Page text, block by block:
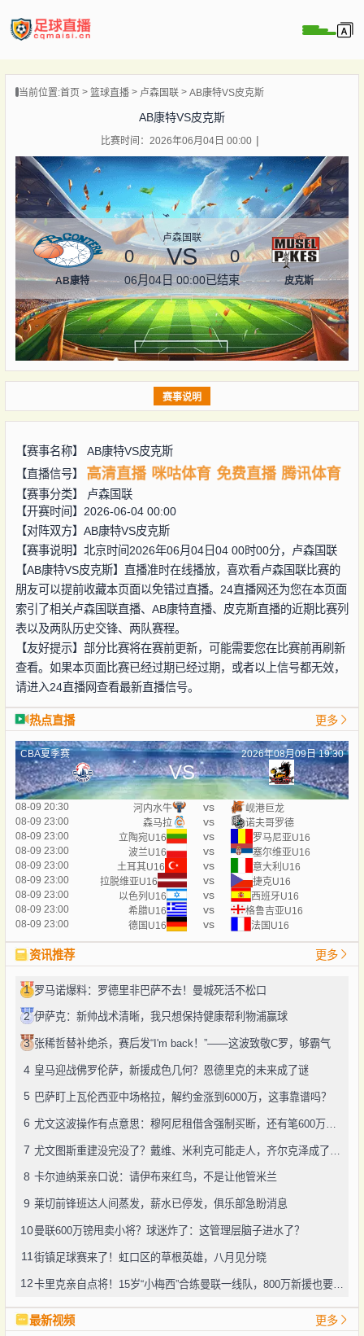
播
闻
当前位置:首页 篮球直播 卢森国联 AB康特VS皮克斯
AB康特VS皮克斯
比赛时间：2026年06月04日 00:00
AB康特
卢森国联
0 VS 0
06月04日 00:00已结束 皮克斯
赛事说明
【赛事名称】 AB康特VS皮克斯
【直播信号】
高清直播 咪咕体育 免费直播 腾讯体育
【赛事分类】
卢森国联
【开赛时间】2026-06-04 00:00
【对阵双方】 AB康特VS皮克斯
【赛事说明】北京时间2026年06月04日04 00时00分，卢森国联
【AB康特VS皮克斯】直播准时在线播放，喜欢看卢森国联比赛的
朋友可以提前收藏本页面以免错过直播。24直播网还为您在本页面
索引了相关卢森国联直播、AB康特直播、皮克斯直播的近期比赛列
表以及两队历史交锋、两队赛程。
【友好提示】部分比赛将在赛前更新，可能需要您在比赛前再刷新
查看。如果本页面比赛已经过期已经过期，或者以上信号都无效，
请进入24直播网查看最新直播信号。
热点直播 更多
CBA夏季赛 2026年08月09日 19:30
VS
08-09 20:30 河内水牛 vs
岘港巨龙
08-09 23:00
森马拉 vs
诺夫哥罗德
08-09 23:00
立陶宛U16 vs
罗马尼亚U16
08-09 23:00
波兰U16 vs
塞尔维亚U16
08-09 23:00
土耳其U16 vs
意大利U16
08-09 23:00
拉脱维亚U16 vs
捷克U16
08-09 23:00
以色列U16 vs
西班牙U16
08-09 23:00
希腊U16 vs
格鲁吉亚U16
08-09 23:00
德国U16 vs 法国U16
资讯推荐 更多
1 罗马诺爆料：罗德里非巴萨不去！曼城死活不松口
2 伊萨克：新帅战术清晰，我只想保持健康帮利物浦赢球
3 张稀哲替补绝杀，赛后发“I'm back！”——这波致敬C罗，够霸气
4 皇马迎战佛罗伦萨，新援成色几何？恩德里克的未来成了谜
5 巴萨盯上瓦伦西亚中场格拉，解约金涨到6000万，这事靠谱吗？
6
7
8 卡尔迪纳莱亲口说：请伊布来红鸟，不是让他管米兰
9 莱切前锋班达人间蒸发，薪水已停发，俱乐部急盼消息
10曼联600万镑甩卖小将？球迷炸了：这管理层脑子进水了？
11街镇足球赛来了！虹口区的草根英雄，八月见分晓
12 卡里克亲自点将！15岁“小梅西”合练曼联一线队，800万新援也要露脸
最新视频 更多